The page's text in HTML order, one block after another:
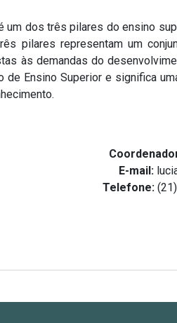
um dos três pilares do ensino
pilares representam um
às demandas do
de Ensino Superior e significa
E-mail:
Telefone: